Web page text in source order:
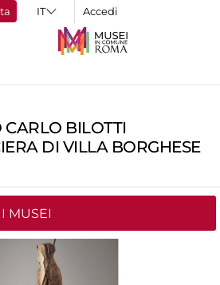
Accedi
CARLO BILOTTI
DI VILLA BORGHESE
MUSEI